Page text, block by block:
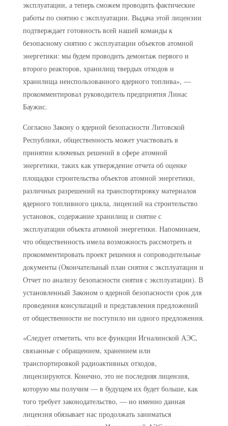
эксплуатации, а теперь сможем проводить фактические
работы по снятию с эксплуатации. Выдача этой лицензии
подтверждает готовность всей нашей команды к
безопасному снятию с эксплуатации объектов атомной
энергетики: мы будем проводить демонтаж первого и
второго реакторов, хранилищ твердых отходов и
хранилища неиспользованного ядерного топлива», —
прокомментировал руководитель предприятия Линас
Баужис.
Согласно Закону о ядерной безопасности Литовской
Республики, общественность может участвовать в
принятии ключевых решений в сфере атомной
энергетики, таких как утверждение отчета об оценке
площадки строительства объектов атомной энергетики,
различных разрешений на транспортировку материалов
ядерного топливного цикла, лицензий на строительство
установок, содержание хранилищ и снятие с
эксплуатации объекта атомной энергетики. Напоминаем,
что общественность имела возможность рассмотреть и
прокомментировать проект решения и сопроводительные
документы (Окончательный план снятия с эксплуатации и
Отчет по анализу безопасности снятия с эксплуатации). В
установленный Законом о ядерной безопасности срок для
проведения консультаций и представления предложений
от общественности не поступило ни одного предложения.
«Следует отметить, что все функции Игналинской АЭС,
связанные с обращением, хранением или
транспортировкой радиоактивных отходов,
лицензируются. Конечно, это не последняя лицензия,
которую мы получим — в будущем их будет больше, как
того требует законодательство, — но именно данная
лицензия обязывает нас продолжать заниматься